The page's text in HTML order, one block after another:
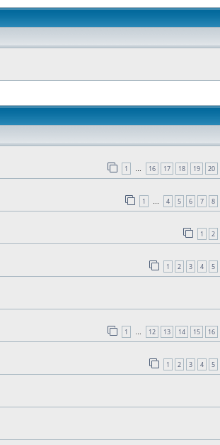
1 … 16 17 18 19 20
1 … 4 5 6 7 8
1 2
1 2 3 4 5
1 … 12 13 14 15 16
1 2 3 4 5